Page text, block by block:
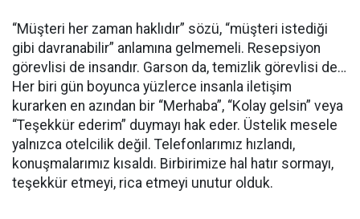
“Müşteri her zaman haklıdır” sözü, “müşteri istediği
gibi davranabilir” anlamına gelmemeli. Resepsiyon
görevlisi de insandır. Garson da, temizlik görevlisi de…
Her biri gün boyunca yüzlerce insanla iletişim
kurarken en azından bir “Merhaba”, “Kolay gelsin” veya
“Teşekkür ederim” duymayı hak eder. Üstelik mesele
yalnızca otelcilik değil. Telefonlarımız hızlandı,
konuşmalarımız kısaldı. Birbirimize hal hatır sormayı,
teşekkür etmeyi, rica etmeyi unutur olduk.